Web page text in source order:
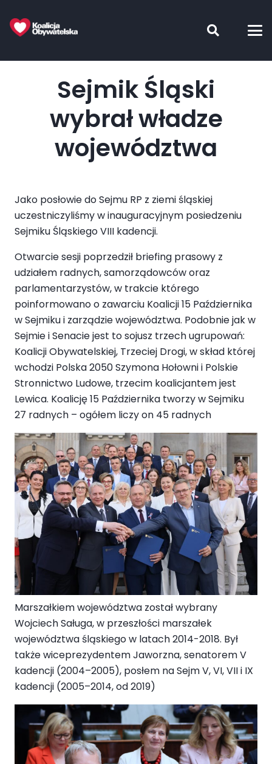
Sejmik Śląski
wybrał władze
województwa
Jako posłowie do Sejmu RP z ziemi śląskiej
uczestniczyliśmy w inauguracyjnym posiedzeniu
Sejmiku Śląskiego VIII kadencji.
Otwarcie sesji poprzedził briefing prasowy z
udziałem radnych, samorządowców oraz
parlamentarzystów, w trakcie którego
poinformowano o zawarciu Koalicji 15 Października
w Sejmiku i zarządzie województwa. Podobnie jak w
Sejmie i Senacie jest to sojusz trzech ugrupowań:
Koalicji Obywatelskiej, Trzeciej Drogi, w skład której
wchodzi Polska 2050 Szymona Hołowni i Polskie
Stronnictwo Ludowe, trzecim koalicjantem jest
Lewica. Koalicję 15 Października tworzy w Sejmiku
27 radnych – ogółem liczy on 45 radnych
Marszałkiem województwa został wybrany
Wojciech Saługa, w przeszłości marszałek
województwa śląskiego w latach 2014-2018. Był
także wiceprezydentem Jaworzna, senatorem V
kadencji (2004–2005), posłem na Sejm V, VI, VII i IX
kadencji (2005–2014, od 2019)